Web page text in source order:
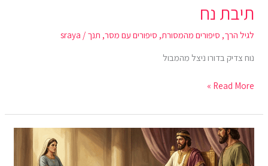
תיבת נח
לגיל הרך, סיפורים מהמסורת, סיפורים עם מסר, תנך /
sraya
נוח צדיק בדורו ניצל מהמבול
Read More »
משפט
שלמה